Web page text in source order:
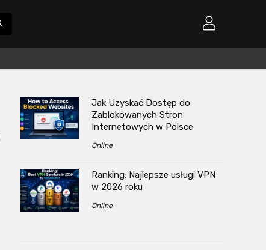
Jak Uzyskać Dostęp do
Zablokowanych Stron
Internetowych w Polsce
Online
Ranking: Najlepsze usługi VPN
w 2026 roku
Online